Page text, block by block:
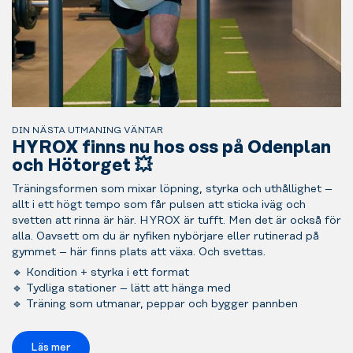
DIN NÄSTA UTMANING VÄNTAR
HYROX finns nu hos oss på Odenplan
och Hötorget 💥
Träningsformen som mixar löpning, styrka och uthållighet –
allt i ett högt tempo som får pulsen att sticka iväg och
svetten att rinna är här. HYROX är tufft. Men det är också för
alla. Oavsett om du är nyfiken nybörjare eller rutinerad på
gymmet – här finns plats att växa. Och svettas.
🔹 Kondition + styrka i ett format
🔹 Tydliga stationer – lätt att hänga med
🔹 Träning som utmanar, peppar och bygger pannben
Läs mer